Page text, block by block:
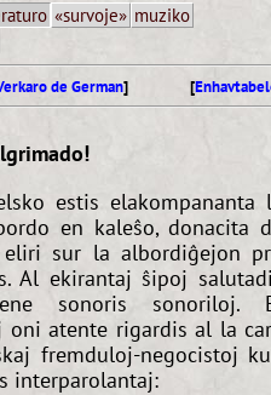
«survoje» muziko
de German] [
estis elakompananta
en kaleŝo, donacita
eliri sur la albordiĝejon
Al ekirantaj ŝipoj
sonoris sonoriloj.
atente rigardis al la
fremduloj-negocistoj
interparolantaj: